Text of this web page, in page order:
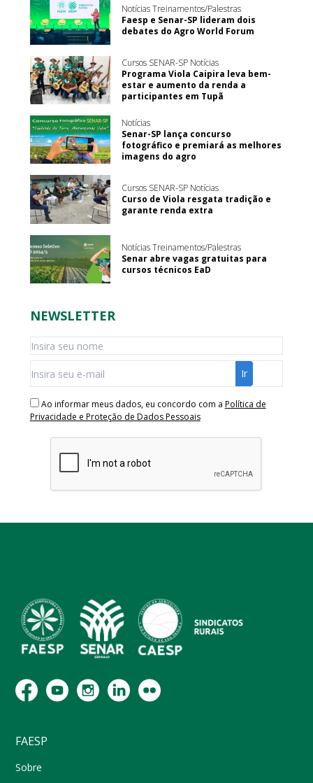
Notícias Treinamentos/Palestras
Faesp e Senar-SP lideram dois
debates do Agro World Forum
Cursos SENAR-SP Notícias
Programa Viola Caipira leva bem-
estar e aumento da renda a
participantes em Tupã
Notícias
Senar-SP lança concurso
fotográfico e premiará as melhores
imagens do agro
Cursos SENAR-SP Notícias
Curso de Viola resgata tradição e
garante renda extra
Notícias Treinamentos/Palestras
Senar abre vagas gratuitas para
cursos técnicos EaD
NEWSLETTER
Ao informar meus dados, eu concordo com a Política de
Privacidade e Proteção de Dados Pessoais
FAESP
Sobre